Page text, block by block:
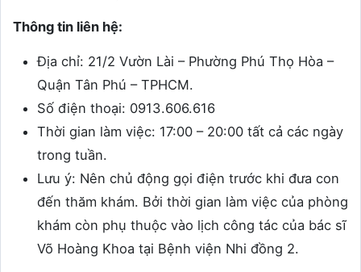
Thông tin liên hệ:
Địa chỉ: 21/2 Vườn Lài – Phường Phú Thọ Hòa –
Quận Tân Phú – TPHCM.
Số điện thoại: 0913.606.616
Thời gian làm việc: 17:00 – 20:00 tất cả các ngày
trong tuần.
Lưu ý: Nên chủ động gọi điện trước khi đưa con
đến thăm khám. Bởi thời gian làm việc của phòng
khám còn phụ thuộc vào lịch công tác của bác sĩ
Võ Hoàng Khoa tại Bệnh viện Nhi đồng 2.